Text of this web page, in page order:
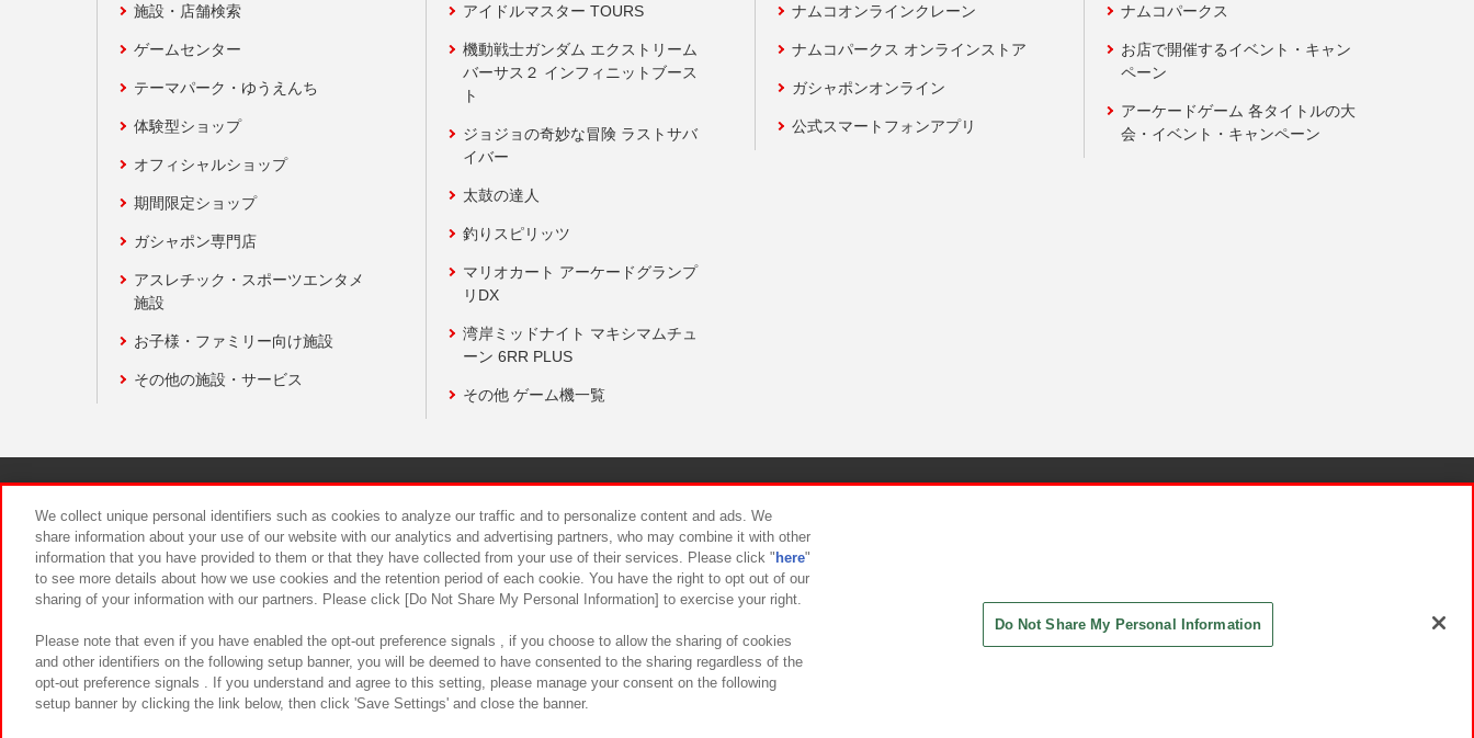
施設・店舗検索
ゲームセンター
テーマパーク・ゆうえんち
体験型ショップ
オフィシャルショップ
期間限定ショップ
ガシャポン専門店
アスレチック・スポーツエンタメ
施設
お子様・ファミリー向け施設
その他の施設・サービス
アイドルマスター TOURS
機動戦士ガンダム エクストリーム
バーサス２ インフィニットブース
ト
ジョジョの奇妙な冒険 ラストサバ
イバー
太鼓の達人
釣りスピリッツ
マリオカート アーケードグランプ
リDX
湾岸ミッドナイト マキシマムチュ
ーン 6RR PLUS
その他 ゲーム機一覧
ナムコオンラインクレーン
ナムコパークス オンラインストア
ガシャポンオンライン
公式スマートフォンアプリ
ナムコパークス
お店で開催するイベント・キャン
ペーン
アーケードゲーム 各タイトルの大
会・イベント・キャンペーン
食品のご提供について カスタマーハラスメント対応方針
We collect unique personal identifiers such as cookies to analyze our traffic and to personalize content and ads. We
share information about your use of our website with our analytics and advertising partners, who may combine it with other
information that you have provided to them or that they have collected from your use of their services. Please click " here"
to see more details about how we use cookies and the retention period of each cookie. You have the right to opt out of our
sharing of your information with our partners. Please click [Do Not Share My Personal Information] to exercise your right.
Please note that even if you have enabled the opt-out preference signals , if you choose to allow the sharing of cookies
and other identifiers on the following setup banner, you will be deemed to have consented to the sharing regardless of the
opt-out preference signals . If you understand and agree to this setting, please manage your consent on the following
setup banner by clicking the link below, then click 'Save Settings' and close the banner.
Do Not Share My Personal Information